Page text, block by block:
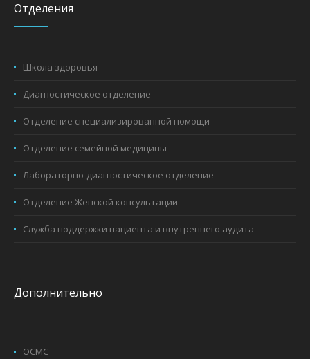
Отделения
Школа здоровья
Диагностическое отделение
Отделение специализированной помощи
Отделение семейной медицины
Лабораторно-диагностическое отделение
Отделение Женской консультации
Служба поддержки пациента и внутреннего аудита
Дополнительно
ОСМС